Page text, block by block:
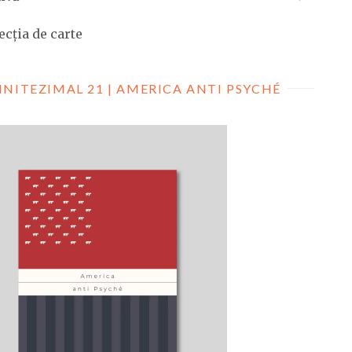
de carte
21 | AMERICA ANTI PSYCHÉ